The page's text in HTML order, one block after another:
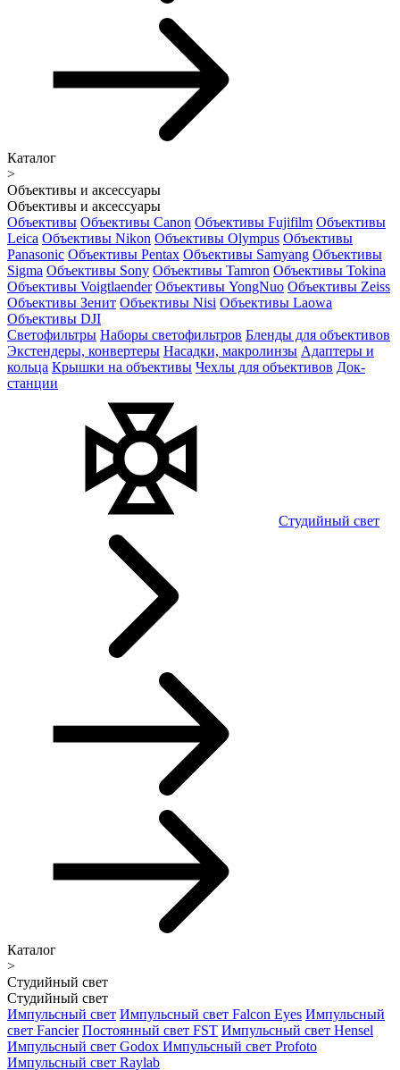
Каталог
>
Объективы и аксессуары
Объективы и аксессуары
Объективы Объективы Canon Объективы Fujifilm Объективы
Leica Объективы Nikon Объективы Olympus Объективы
Panasonic Объективы Pentax Объективы Samyang Объективы
Sigma Объективы Sony Объективы Tamron Объективы Tokina
Объективы Voigtlaender Объективы YongNuo Объективы Zeiss
Объективы Зенит Объективы Nisi Объективы Laowa
Объективы DJI
Светофильтры Наборы светофильтров Бленды для объективов
Экстендеры, конвертеры Насадки, макролинзы Адаптеры и
кольца Крышки на объективы Чехлы для объективов Док-
станции
Студийный свет
Каталог
>
Студийный свет
Студийный свет
Импульсный свет Импульсный свет Falcon Eyes Импульсный
свет Fancier Постоянный свет FST Импульсный свет Hensel
Импульсный свет Godox Импульсный свет Profoto
Импульсный свет Raylab